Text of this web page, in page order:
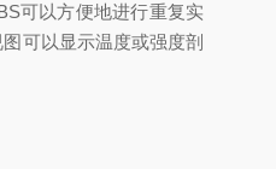
可以方便地进行重复实
可以显示温度或强度剖